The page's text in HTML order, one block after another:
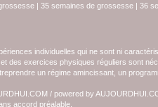
| 35 semaines de grossesse | 36
individuelles qui ne sont ni
des exercices physiques réguliers sont
un régime amincissant, un
/ powered by
accord préalable.